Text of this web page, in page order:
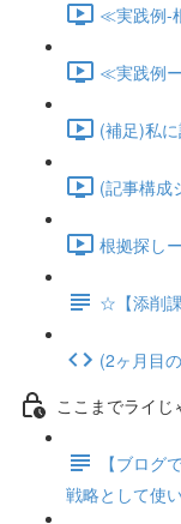
≪実践例-
≪実践例
(補足)私
(記事構成
根拠探し
☆【添削
(2ヶ月目
ここまでライ
【ブログ
戦略として使